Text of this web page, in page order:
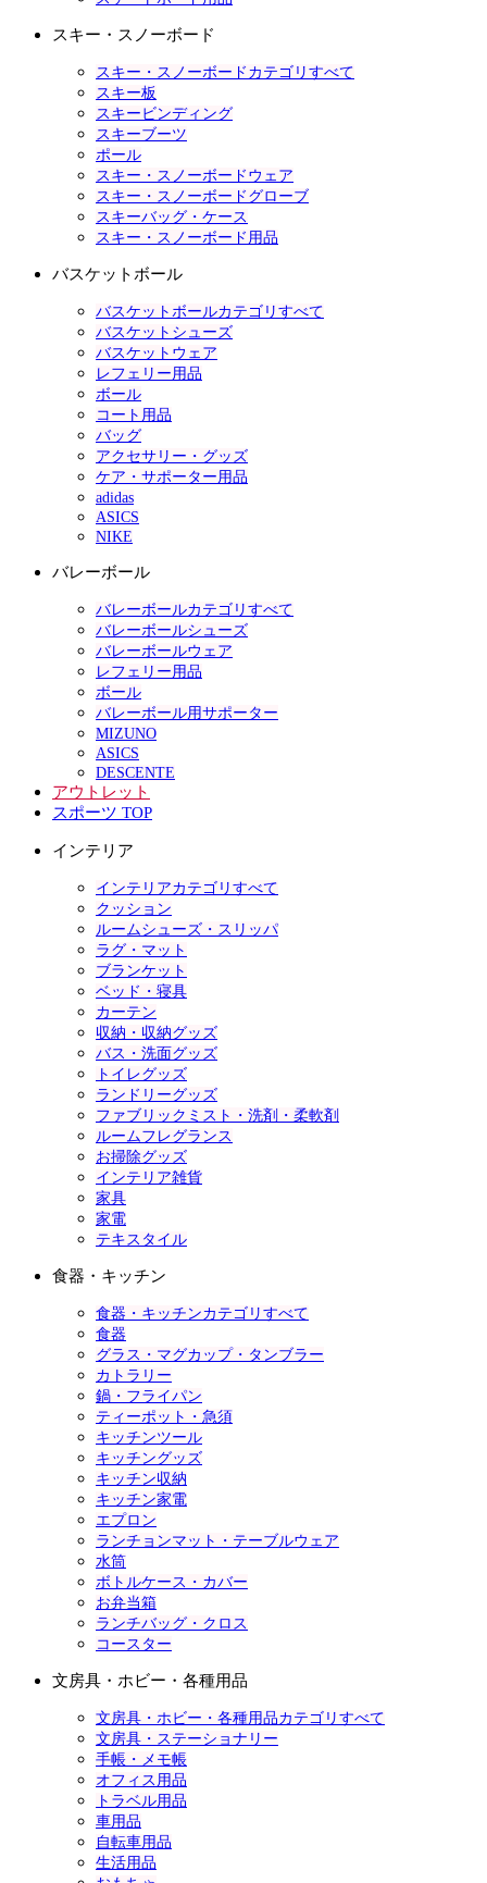
スキー・スノーボード
スキー・スノーボードカテゴリすべて
スキー板
スキービンディング
スキーブーツ
ポール
スキー・スノーボードウェア
スキー・スノーボードグローブ
スキーバッグ・ケース
スキー・スノーボード用品
バスケットボール
バスケットボールカテゴリすべて
バスケットシューズ
バスケットウェア
レフェリー用品
ボール
コート用品
バッグ
アクセサリー・グッズ
ケア・サポーター用品
adidas
ASICS
NIKE
バレーボール
バレーボールカテゴリすべて
バレーボールシューズ
バレーボールウェア
レフェリー用品
ボール
バレーボール用サポーター
MIZUNO
ASICS
DESCENTE
アウトレット
スポーツ TOP
インテリア
インテリアカテゴリすべて
クッション
ルームシューズ・スリッパ
ラグ・マット
ブランケット
ベッド・寝具
カーテン
収納・収納グッズ
バス・洗面グッズ
トイレグッズ
ランドリーグッズ
ファブリックミスト・洗剤・柔軟剤
ルームフレグランス
お掃除グッズ
インテリア雑貨
家具
家電
テキスタイル
食器・キッチン
食器・キッチンカテゴリすべて
食器
グラス・マグカップ・タンブラー
カトラリー
鍋・フライパン
ティーポット・急須
キッチンツール
キッチングッズ
キッチン収納
キッチン家電
エプロン
ランチョンマット・テーブルウェア
水筒
ボトルケース・カバー
お弁当箱
ランチバッグ・クロス
コースター
文房具・ホビー・各種用品
文房具・ホビー・各種用品カテゴリすべて
文房具・ステーショナリー
手帳・メモ帳
オフィス用品
トラベル用品
車用品
自転車用品
生活用品